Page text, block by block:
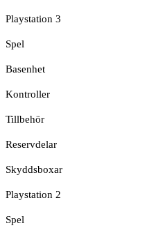
Playstation 3
Spel
Basenhet
Kontroller
Tillbehör
Reservdelar
Skyddsboxar
Playstation 2
Spel